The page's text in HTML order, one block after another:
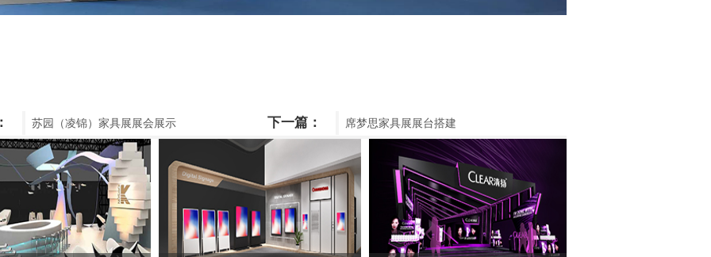
苏园（凌锦）家具展展会展示 下一篇： 席梦思家具展展台搭建